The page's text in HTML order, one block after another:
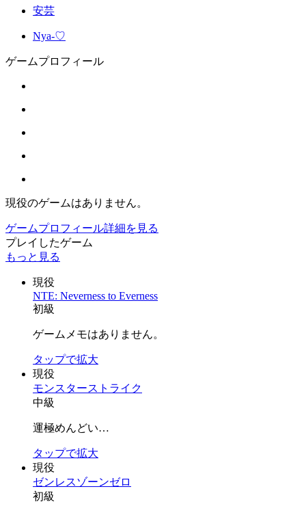
安芸
Nya-♡
ゲームプロフィール
現役のゲームはありません。
ゲームプロフィール詳細を見る
プレイしたゲーム
もっと見る
現役
NTE: Neverness to Everness
初級
ゲームメモはありません。
タップで拡大
現役
モンスターストライク
中級
運極めんどい…
タップで拡大
現役
ゼンレスゾーンゼロ
初級